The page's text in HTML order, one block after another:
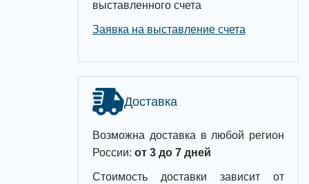
выставленного счета
Заявка на выставление счета
Доставка
Возможна доставка в любой регион
России: от 3 до 7 дней
Стоимость доставки зависит от